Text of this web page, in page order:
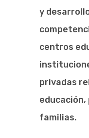
y
centros
privadas
familias.